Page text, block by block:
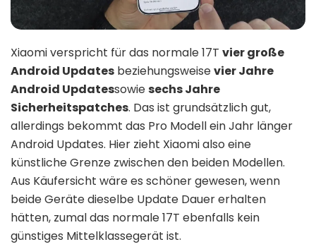
Xiaomi verspricht für das normale 17T vier große
Android Updates beziehungsweisevier Jahre
Android Updatessowiesechs Jahre
Sicherheitspatches. Das ist grundsätzlich gut,
allerdings bekommt das Pro Modell ein Jahr länger
Android Updates. Hier zieht Xiaomi also eine
künstliche Grenze zwischen den beiden Modellen.
Aus Käufersicht wäre es schöner gewesen, wenn
beide Geräte dieselbe Update Dauer erhalten
hätten, zumal das normale 17T ebenfalls kein
günstiges Mittelklassegerät ist.